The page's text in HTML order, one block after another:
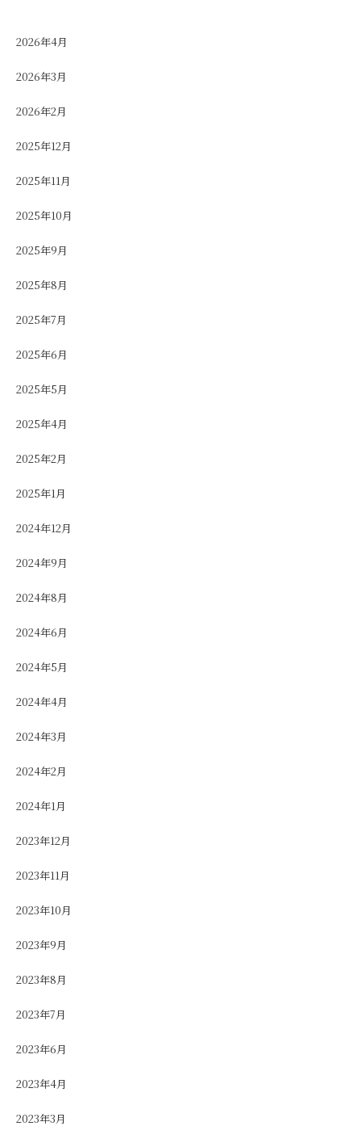
2026年4月
2026年3月
2026年2月
2025年12月
2025年11月
2025年10月
2025年9月
2025年8月
2025年7月
2025年6月
2025年5月
2025年4月
2025年2月
2025年1月
2024年12月
2024年9月
2024年8月
2024年6月
2024年5月
2024年4月
2024年3月
2024年2月
2024年1月
2023年12月
2023年11月
2023年10月
2023年9月
2023年8月
2023年7月
2023年6月
2023年4月
2023年3月